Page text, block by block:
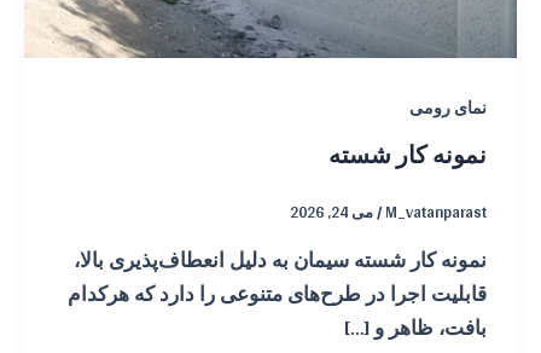
نمای رومی
نمونه کار شسته
M_vatanparast
/می 24, 2026
نمونه کار شسته سیمان به دلیل انعطاف‌پذیری بالا،
قابلیت اجرا در طرح‌های متنوعی را دارد که هرکدام
بافت، ظاهر و […]